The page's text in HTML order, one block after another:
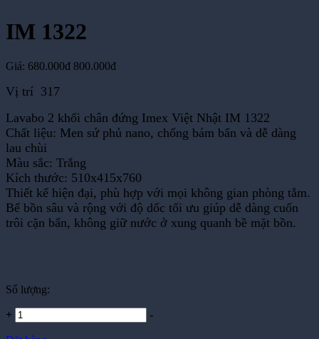
IM 1322
Giá: 680.000đ 800.000đ
Vị trí 317
Lavabo 2 khối chân đứng Imex Việt Nhật IM 1322
Chất liệu: Men sứ phủ nano, chống bám bẩn và dễ dàng
lau chùi
Màu sắc: Trắng
Kích thước: 510x415x760
Thiết kế hiện đại, phù hợp với mọi không gian phòng tắm.
Bể bồn sâu và rộng với độ dốc tối ưu giúp dễ dàng cuốn
trôi cặn bẩn, không giữ nước ở xung quanh bề mặt bồn.
Số lượng:
+ -